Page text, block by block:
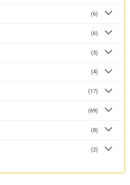
(6)
(6)
(3)
(4)
(17)
(69)
(8)
(2)